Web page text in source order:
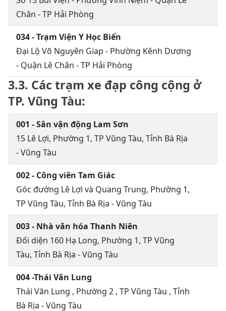
Chân - TP Hải Phòng
034 - Trạm Viện Y Học Biển
Đại Lộ Võ Nguyên Giap - Phường Kênh Dương
- Quận Lê Chân - TP Hải Phòng
3.3. Các trạm xe đạp công cộng ở
TP. Vũng Tàu:
001 - Sân vận động Lam Sơn
15 Lê Lợi, Phường 1, TP Vũng Tàu, Tỉnh Bà Rịa
- Vũng Tàu
002 - Công viên Tam Giác
Góc đường Lê Lợi và Quang Trung, Phường 1,
TP Vũng Tàu, Tỉnh Bà Rịa - Vũng Tàu
003 - Nhà văn hóa Thanh Niên
Đối diện 160 Hạ Long, Phường 1, TP Vũng
Tàu, Tỉnh Bà Rịa - Vũng Tàu
004 -Thái Văn Lung
Thái Văn Lung , Phường 2 , TP Vũng Tàu , Tỉnh
Bà Rịa - Vũng Tàu